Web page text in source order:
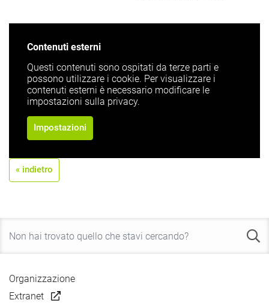
Contenuti esterni
Questi contenuti sono ospitati da terze parti e
possono utilizzare i cookie. Per visualizzare i
contenuti esterni è necessario modificare le
impostazioni sulla privacy.
Impostazioni
« indietro
Organizzazione
Extranet